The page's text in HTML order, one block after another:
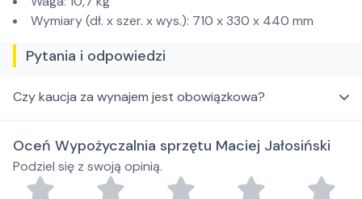
Wymiary (dł. x szer. x wys.): 710 x 330 x 440 mm
Pytania i odpowiedzi
Czy kaucja za wynajem jest obowiązkowa?
Oceń Wypożyczalnia sprzętu Maciej Jałosiński
Podziel się z swoją opinią.